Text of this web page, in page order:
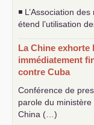
◾ L’Association
étend l’utilisation
La Chine exhorte
immédiatement
contre Cuba
Conférence de
parole du
China (…)